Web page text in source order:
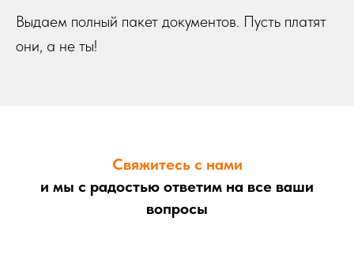
Выдаем полный пакет документов. Пусть платят
они, а не ты!
Свяжитесь с нами
и мы с радостью ответим на все ваши
вопросы